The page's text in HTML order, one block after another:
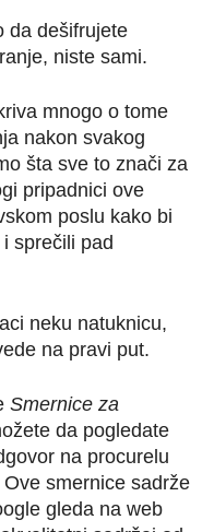
da dešifrujete
niste sami.
mnogo o tome
nakon svakog
šta sve to znači za
pripadnici ove
poslu kako bi
sprečili pad
neku natuknicu,
na pravi put.
Smernice za
da pogledate
na procurelu
smernice sadrže
gleda na web